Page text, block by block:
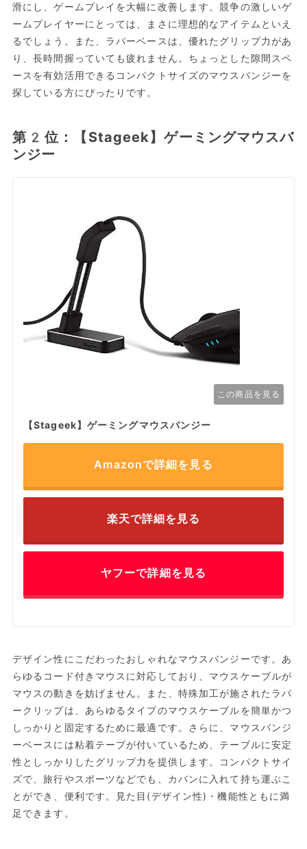
滑にし、ゲームプレイを大幅に改善します。競争の激しいゲ
ームプレイヤーにとっては、まさに理想的なアイテムといえ
るでしょう。また、ラバーベースは、優れたグリップ力があ
り、長時間握っていても疲れません。ちょっとした隙間スペ
ースを有効活用できるコンパクトサイズのマウスバンジーを
探している方にぴったりです。
第2位：【Stageek】ゲーミングマウスバ
ンジー
この商品を見る
【Stageek】ゲーミングマウスバンジー
Amazonで詳細を見る
楽天で詳細を見る
ヤフーで詳細を見る
デザイン性にこだわったおしゃれなマウスバンジーです。あ
らゆるコード付きマウスに対応しており、マウスケーブルが
マウスの動きを妨げません。また、特殊加工が施されたラバ
ークリップは、あらゆるタイプのマウスケーブルを簡単かつ
しっかりと固定するために最適です。さらに、マウスバンジ
ーベースには粘着テープが付いているため、テーブルに安定
性としっかりしたグリップ力を提供します。コンパクトサイ
ズで、旅行やスポーツなどでも、カバンに入れて持ち運ぶこ
とができ、便利です。見た目(デザイン性)・機能性ともに満
足できます。